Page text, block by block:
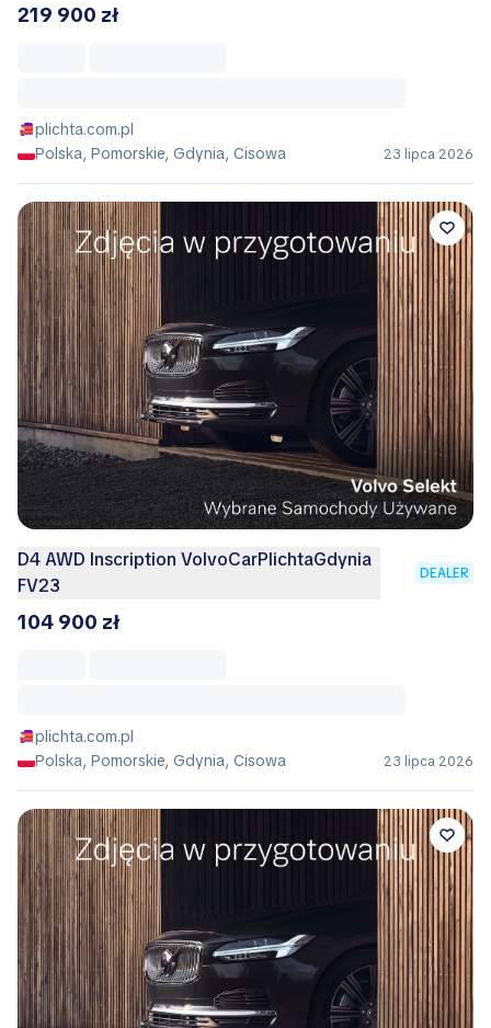
219 900 zł
plichta.com.pl
Polska, Pomorskie, Gdynia, Cisowa
23 lipca 2026
D4 AWD Inscription VolvoCarPlichtaGdynia
FV23
DEALER
104 900 zł
plichta.com.pl
Polska, Pomorskie, Gdynia, Cisowa
23 lipca 2026